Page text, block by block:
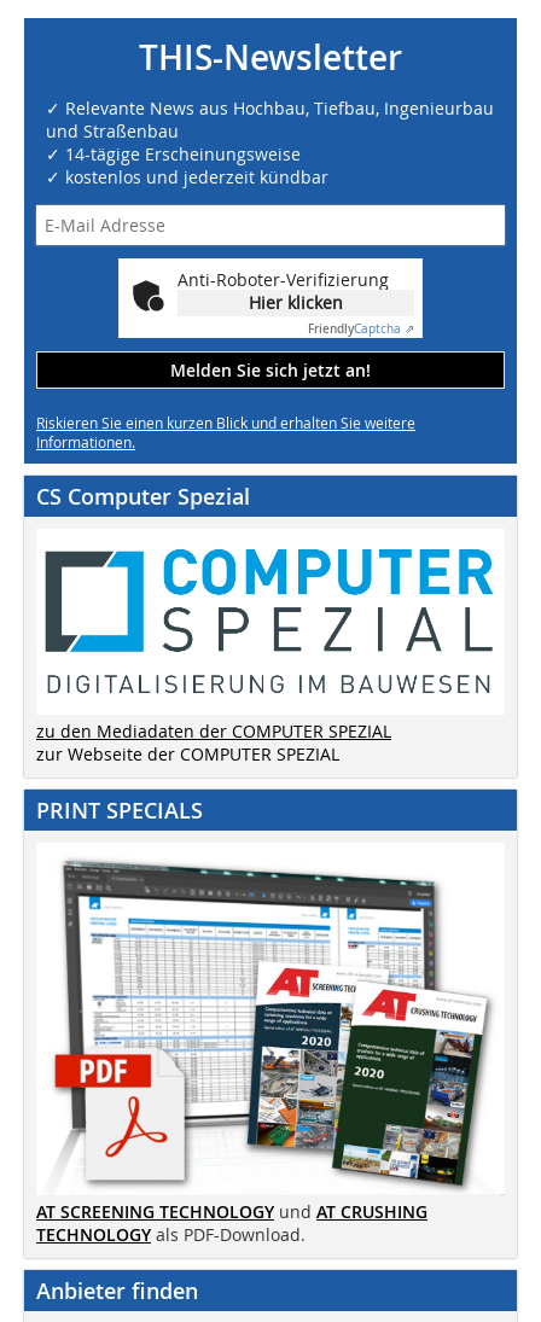
THIS-Newsletter
✓ Relevante News aus Hochbau, Tiefbau, Ingenieurbau
und Straßenbau
✓ 14-tägige Erscheinungsweise
✓ kostenlos und jederzeit kündbar
Anti-Roboter-Verifizierung
Hier klicken
FriendlyCaptcha ⇗
Melden Sie sich jetzt an!
Riskieren Sie einen kurzen Blick und erhalten Sie weitere
Informationen.
CS Computer Spezial
zu den Mediadaten der COMPUTER SPEZIAL
zur Webseite der COMPUTER SPEZIAL
PRINT SPECIALS
AT SCREENING TECHNOLOGY und AT CRUSHING
TECHNOLOGY als PDF-Download.
Anbieter finden